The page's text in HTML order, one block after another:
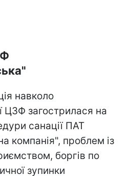
навколо
ЦЗФ загострилася на
санації ПАТ
компанія", проблем із
боргів по
зупинки